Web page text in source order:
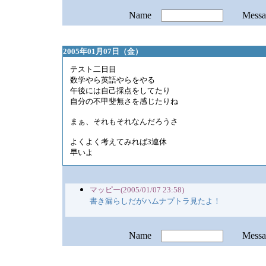
Name
2005年01月07日（金）
テスト二日目
数学やら英語やらをやる
午後には自己採点をしてたり
自分の不甲斐無さを感じたりね
まぁ、それもそれなんだろうさ
よくよく考えてみれば3連休
早いよ
マッピー(2005/01/07 23:58)
書き漏らしだがハムナプトラ見たよ！
Name